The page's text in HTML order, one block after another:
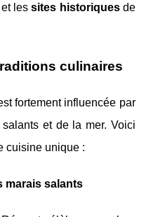
et lessites historiquesde
culinaires
fortement influencée par
et de la mer. Voici
cuisine unique :
marais salants